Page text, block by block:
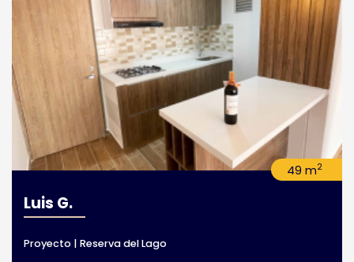
49 m2
Luis G.
Proyecto | Reserva del Lago